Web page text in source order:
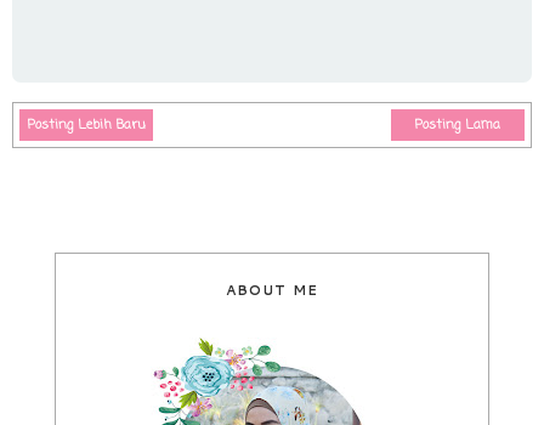
Posting Lebih Baru Posting Lama
ABOUT ME